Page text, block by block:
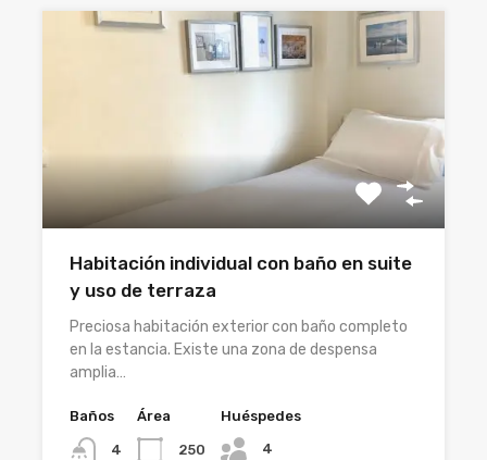
Habitación individual con baño en suite
y uso de terraza
Preciosa habitación exterior con baño completo
en la estancia. Existe una zona de despensa
amplia…
Baños
4
Área
250
Huéspedes
4